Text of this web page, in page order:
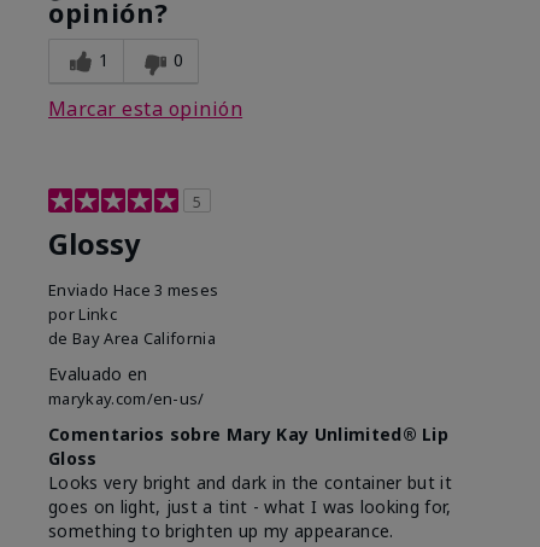
opinión?
1 0
Marcar esta opinión
5
Glossy
Enviado Hace 3 meses
por Linkc
de Bay Area California
Evaluado en
marykay.com/en-us/
Comentarios sobre Mary Kay Unlimited® Lip
Gloss
Looks very bright and dark in the container but it
goes on light, just a tint - what I was looking for,
something to brighten up my appearance.